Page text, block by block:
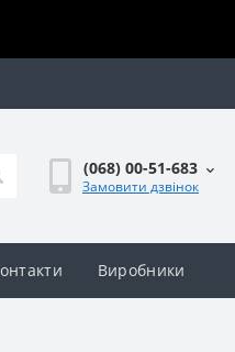
(068) 00-51-683
Замовити дзвінок
Виробники